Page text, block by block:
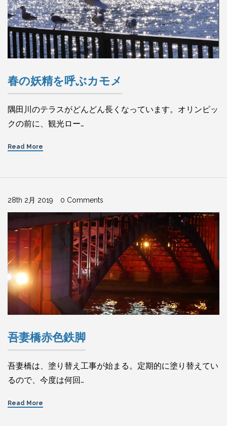
春の妖精を呼ぶカモメ
隅田川のテラスがどんどん長くなっています。オリンピッ
クの前に、観光ロー…
Read More
28th 2月 2019 0 Comments
吾妻橋赤色鉄脚
吾妻橋は、塗り替え工事が始まる。定期的に塗り替えてい
るので、今度は何回…
Read More